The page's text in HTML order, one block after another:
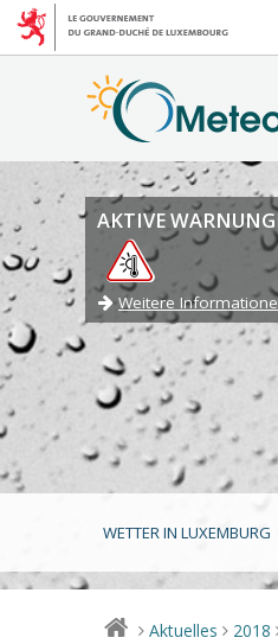
AKTIVE
Weitere
WETTER IN LUXEMBURG
> Aktuelles > 2018